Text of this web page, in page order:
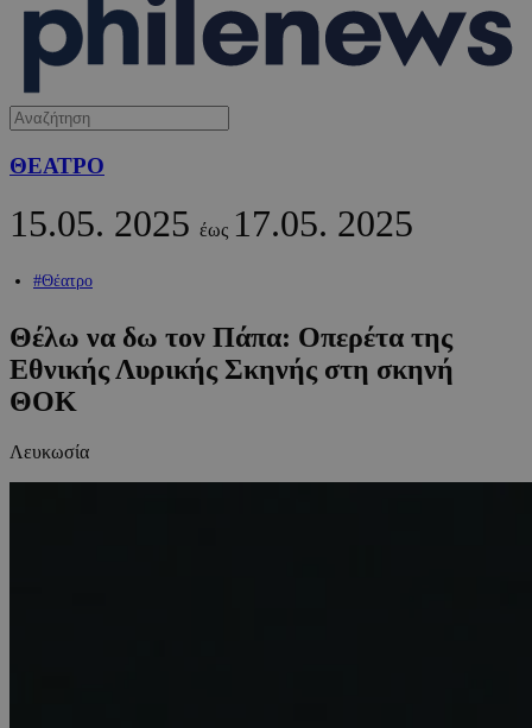
ΘΕΑΤΡΟ
15.05. 2025 έως 17.05. 2025
#Θέατρο
Θέλω να δω τον Πάπα: Οπερέτα της
Εθνικής Λυρικής Σκηνής στη σκηνή
ΘΟΚ
Λευκωσία